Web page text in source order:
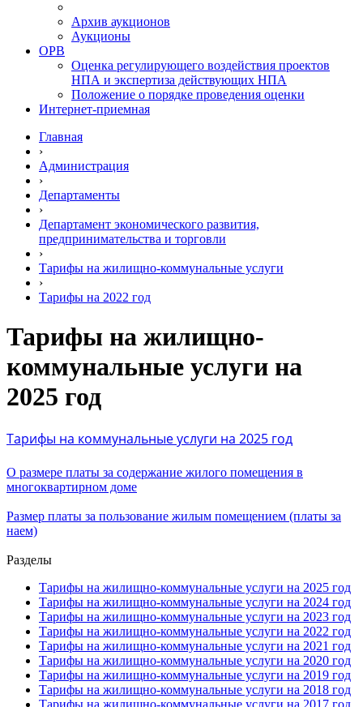
Архив аукционов
Аукционы
ОРВ
Оценка регулирующего воздействия проектов
НПА и экспертиза действующих НПА
Положение о порядке проведения оценки
Интернет-приемная
Главная
›
Администрация
›
Департаменты
›
Департамент экономического развития,
предпринимательства и торговли
›
Тарифы на жилищно-коммунальные услуги
›
Тарифы на 2022 год
Тарифы на жилищно-
коммунальные услуги на
2025 год
Тарифы на коммунальные услуги на 2025 год
О размере платы за содержание жилого помещения в
многоквартирном доме
Размер платы за пользование жилым помещением (платы за
наем)
Разделы
Тарифы на жилищно-коммунальные услуги на 2025 год
Тарифы на жилищно-коммунальные услуги на 2024 год
Тарифы на жилищно-коммунальные услуги на 2023 год
Тарифы на жилищно-коммунальные услуги на 2022 год
Тарифы на жилищно-коммунальные услуги на 2021 год
Тарифы на жилищно-коммунальные услуги на 2020 год
Тарифы на жилищно-коммунальные услуги на 2019 год
Тарифы на жилищно-коммунальные услуги на 2018 год
Тарифы на жилищно-коммунальные услуги на 2017 год